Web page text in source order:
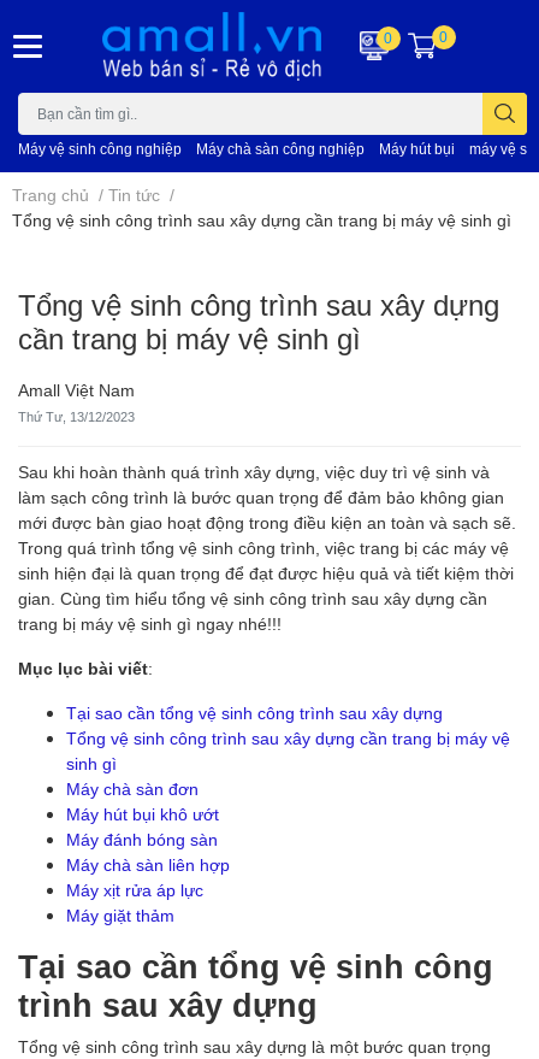
Máy vệ sinh công nghiệp Máy chà sàn công nghiệp Máy hút bụi máy vệ
0 0
Trang chủ / Tin tức /
Tổng vệ sinh công trình sau xây dựng cần trang bị máy vệ sinh gì
Tổng vệ sinh công trình sau xây dựng
cần trang bị máy vệ sinh gì
Amall Việt Nam
Thứ Tư, 13/12/2023
Sau khi hoàn thành quá trình xây dựng, việc duy trì vệ sinh và
làm sạch công trình là bước quan trọng để đảm bảo không gian
mới được bàn giao hoạt động trong điều kiện an toàn và sạch sẽ.
Trong quá trình tổng vệ sinh công trình, việc trang bị các máy vệ
sinh hiện đại là quan trọng để đạt được hiệu quả và tiết kiệm thời
gian. Cùng tìm hiểu tổng vệ sinh công trình sau xây dựng cần
trang bị máy vệ sinh gì ngay nhé!!!
Mục lục bài viết:
Tại sao cần tổng vệ sinh công trình sau xây dựng
Tổng vệ sinh công trình sau xây dựng cần trang bị máy vệ
sinh gì
Máy chà sàn đơn
Máy hút bụi khô ướt
Máy đánh bóng sàn
Máy chà sàn liên hợp
Máy xịt rửa áp lực
Máy giặt thảm
Tại sao cần tổng vệ sinh công
trình sau xây dựng
Tổng vệ sinh công trình sau xây dựng là một bước quan trọng